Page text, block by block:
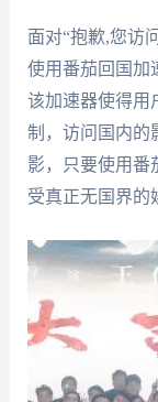
面对“抱歉,您访
使用番茄回国加
该加速器使得用
制，访问国内的
影，只要使用番
受真正无国界的